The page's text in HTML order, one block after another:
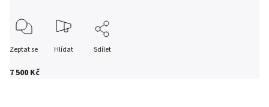
7 500 Kč
Zeptat se Hlídat Sdílet